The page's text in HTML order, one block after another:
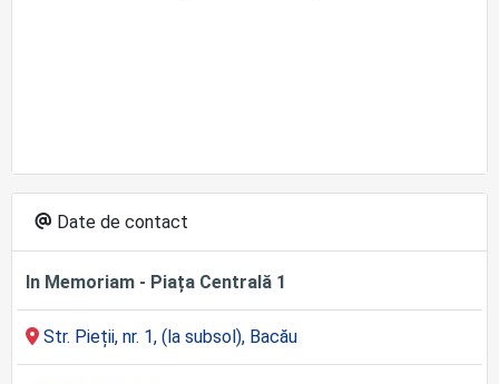
Date de contact
In Memoriam - Piața Centrală 1
Str. Pieții, nr. 1, (la subsol), Bacău